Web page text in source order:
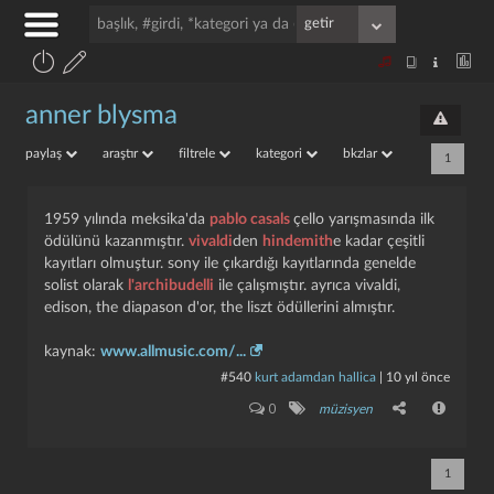
anner blysma
paylaş araştır filtrele kategori bkzlar 1
1959 yılında meksika'da pablo casals çello yarışmasında ilk
ödülünü kazanmıştır. vivaldiden hindemithe kadar çeşitli
kayıtları olmuştur. sony ile çıkardığı kayıtlarında genelde
solist olarak l'archibudelli ile çalışmıştır. ayrıca vivaldi,
edison, the diapason d'or, the liszt ödüllerini almıştır.
kaynak: www.allmusic.com/...
#540 kurt adamdan hallica 10 yıl önce
0 müzisyen
1